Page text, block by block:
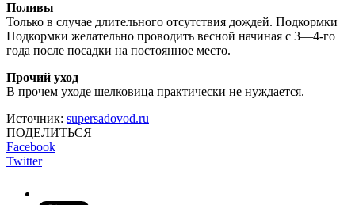
Поливы
Только в случае длительного отсутствия дождей. Подкормки
Подкормки желательно проводить весной начиная с 3—4-го
года после посадки на постоянное место.
Прочий уход
В прочем уходе шелковица практически не нуждается.
Источник: supersadovod.ru
ПОДЕЛИТЬСЯ
Facebook
Twitter